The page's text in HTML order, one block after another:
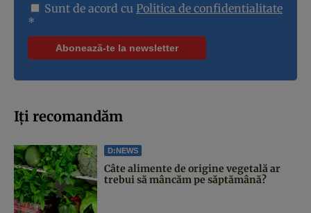
Sunt de acord cu Politica de confidentialitate
*
Iți recomandăm
D:NEWS
Câte alimente de origine vegetală ar
trebui să mâncăm pe săptămână?